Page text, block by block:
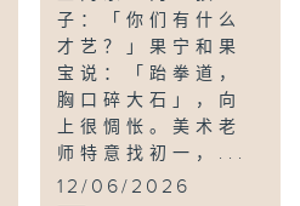
子：「你们有什么
才艺？」果宁和果
宝说：「跆拳道，
胸口碎大石」，向
上很惆怅。美术老
师特意找初一，...
12/06/2026